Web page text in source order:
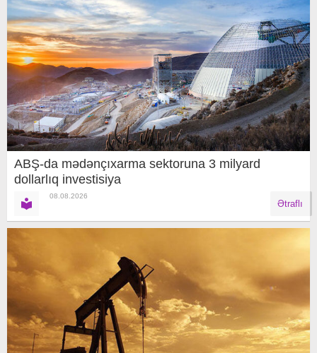
ABŞ-da mədənçıxarma sektoruna 3 milyard
dollarlıq investisiya
08.08.2026
Ətraflı